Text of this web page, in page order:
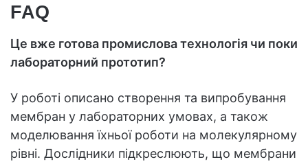
FAQ
Це вже готова промислова технологія чи поки
лабораторний прототип?
У роботі описано створення та випробування
мембран у лабораторних умовах, а також
моделювання їхньої роботи на молекулярному
рівні. Дослідники підкреслюють, що мембрани